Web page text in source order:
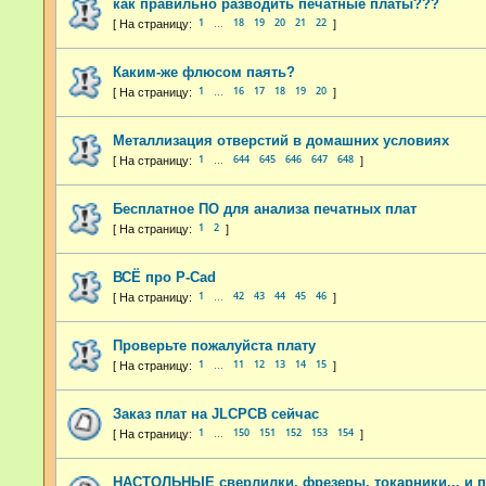
как правильно разводить печатные платы???
1 18 19 20 21 22
Каким-же флюсом паять?
1 16 17 18 19 20
Металлизация отверстий в домашних условиях
1 644 645 646 647 648
Бесплатное ПО для анализа печатных плат
1 2
ВСЁ про P-Cad
1 42 43 44 45 46
Проверьте пожалуйста плату
1 11 12 13 14 15
Заказ плат на JLCPCB сейчас
1 150 151 152 153 154
НАСТОЛЬНЫЕ сверлилки, фрезеры, токарники... и